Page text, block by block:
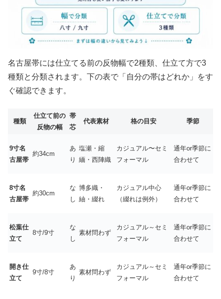
名古屋帯には仕立てる前の反物幅で2種類、仕立て方で3
種類と分類されます。下の表で「自分の帯はどれか」をす
ぐ確認できます。
種類
仕立て前の
反物の幅
帯
芯
代表素材 格の目安 季節
9寸名
古屋帯
約34cm
あ
り
塩瀬・縮
緬・西陣織
カジュアル〜セミ
フォーマル
通年or季節に
合わせて
8寸名
古屋帯
約30cm
な
し
博多織・
紬・綴れ
カジュアル中心
（綴れは例外）
通年or季節に
合わせて
松葉仕
立て
8寸/9寸
な
し
素材問わず
カジュアル～セミ
フォーマル
通年or季節に
合わせて
開き仕
立て
9寸/8寸
あ
り
素材問わず
カジュアル～セミ
フォーマル
通年or季節に
合わせて